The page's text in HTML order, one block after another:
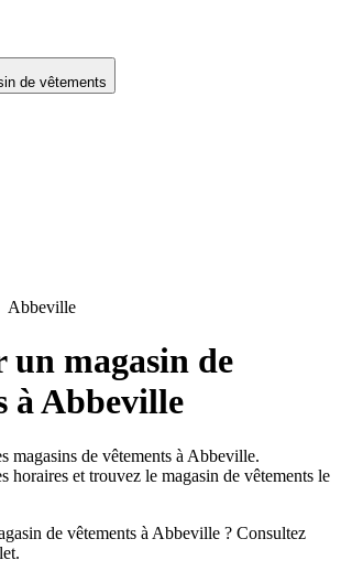
de vêtements
Abbeville
un magasin de
à Abbeville
magasins de vêtements à Abbeville.
horaires et trouvez le magasin de vêtements le
de vêtements à Abbeville ? Consultez